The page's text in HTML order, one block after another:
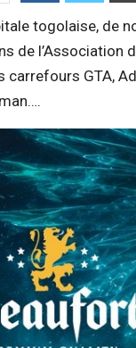
togolaise, de
de l’Association
carrefours GTA,